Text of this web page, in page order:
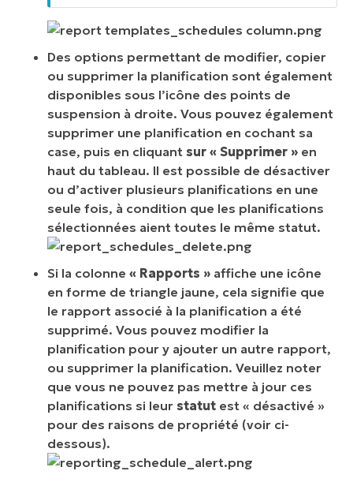
Des options permettant de modifier, copier
ou supprimer la planification sont également
disponibles sous l’icône des points de
suspension à droite. Vous pouvez également
supprimer une planification en cochant sa
case, puis en cliquant sur « Supprimer » en
haut du tableau. Il est possible de désactiver
ou d’activer plusieurs planifications en une
seule fois, à condition que les planifications
sélectionnées aient toutes le même statut.
Si la colonne « Rapports » affiche une icône
en forme de triangle jaune, cela signifie que
le rapport associé à la planification a été
supprimé. Vous pouvez modifier la
planification pour y ajouter un autre rapport,
ou supprimer la planification. Veuillez noter
que vous ne pouvez pas mettre à jour ces
planifications si leur statut est « désactivé »
pour des raisons de propriété (voir ci-
dessous).